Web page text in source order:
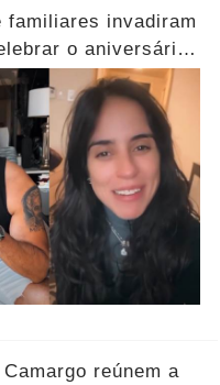
familiares invadiram
o aniversário
reúnem a